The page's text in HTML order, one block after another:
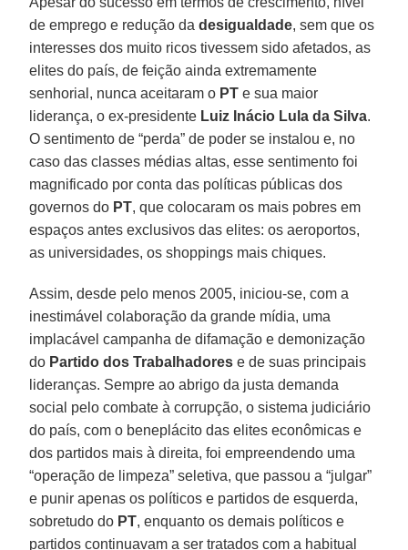
de emprego e redução dadesigualdade, sem que os
interesses dos muito ricos tivessem sido afetados, as
elites do país, de feição ainda extremamente
senhorial, nunca aceitaram o PT e sua maior
liderança, o ex-presidente Luiz Inácio Lula da Silva.
O sentimento de “perda” de poder se instalou e, no
caso das classes médias altas, esse sentimento foi
magnificado por conta das políticas públicas dos
governos do PT, que colocaram os mais pobres em
espaços antes exclusivos das elites: os aeroportos,
as universidades, os shoppings mais chiques.
Assim, desde pelo menos 2005, iniciou-se, com a
inestimável colaboração da grande mídia, uma
implacável campanha de difamação e demonização
do Partido dos Trabalhadores e de suas principais
lideranças. Sempre ao abrigo da justa demanda
social pelo combate à corrupção, o sistema judiciário
do país, com o beneplácito das elites econômicas e
dos partidos mais à direita, foi empreendendo uma
“operação de limpeza” seletiva, que passou a “julgar”
e punir apenas os políticos e partidos de esquerda,
sobretudo do PT, enquanto os demais políticos e
partidos continuavam a ser tratados com a habitual